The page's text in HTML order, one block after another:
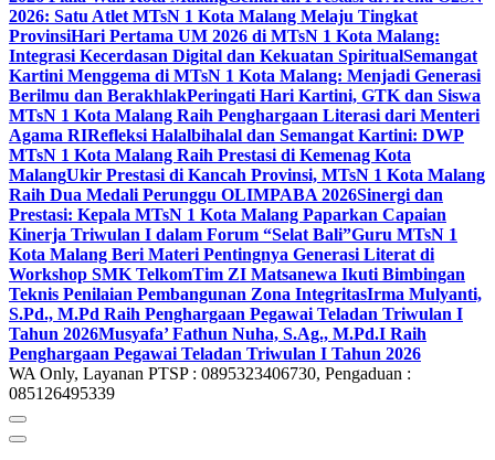
2026: Satu Atlet MTsN 1 Kota Malang Melaju Tingkat
ProvinsiHari Pertama UM 2026 di MTsN 1 Kota Malang:
Integrasi Kecerdasan Digital dan Kekuatan SpiritualSemangat
Kartini Menggema di MTsN 1 Kota Malang: Menjadi Generasi
Berilmu dan BerakhlakPeringati Hari Kartini, GTK dan Siswa
MTsN 1 Kota Malang Raih Penghargaan Literasi dari Menteri
Agama RIRefleksi Halalbihalal dan Semangat Kartini: DWP
MTsN 1 Kota Malang Raih Prestasi di Kemenag Kota
MalangUkir Prestasi di Kancah Provinsi, MTsN 1 Kota Malang
Raih Dua Medali Perunggu OLIMPABA 2026Sinergi dan
Prestasi: Kepala MTsN 1 Kota Malang Paparkan Capaian
Kinerja Triwulan I dalam Forum “Selat Bali”Guru MTsN 1
Kota Malang Beri Materi Pentingnya Generasi Literat di
Workshop SMK TelkomTim ZI Matsanewa Ikuti Bimbingan
Teknis Penilaian Pembangunan Zona IntegritasIrma Mulyanti,
S.Pd., M.Pd Raih Penghargaan Pegawai Teladan Triwulan I
Tahun 2026Musyafa’ Fathun Nuha, S.Ag., M.Pd.I Raih
Penghargaan Pegawai Teladan Triwulan I Tahun 2026
WA Only, Layanan PTSP : 0895323406730, Pengaduan :
085126495339